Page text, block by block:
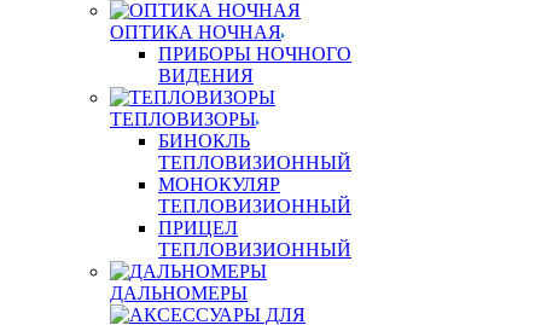
ОПТИКА НОЧНАЯ
ПРИБОРЫ НОЧНОГО
ВИДЕНИЯ
ТЕПЛОВИЗОРЫ
БИНОКЛЬ
ТЕПЛОВИЗИОННЫЙ
МОНОКУЛЯР
ТЕПЛОВИЗИОННЫЙ
ПРИЦЕЛ
ТЕПЛОВИЗИОННЫЙ
ДАЛЬНОМЕРЫ